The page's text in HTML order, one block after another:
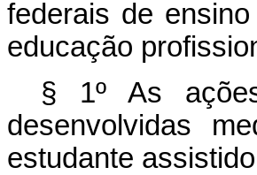
federais de
educação
§ 1º As
desenvolvidas
estudante